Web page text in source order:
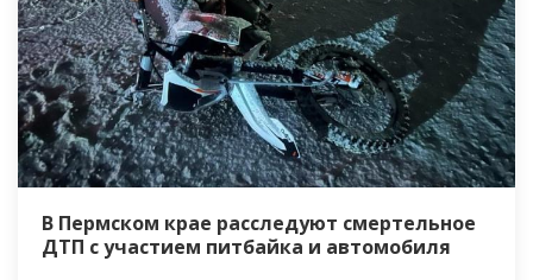
В Пермском крае расследуют смертельное
ДТП с участием питбайка и автомобиля